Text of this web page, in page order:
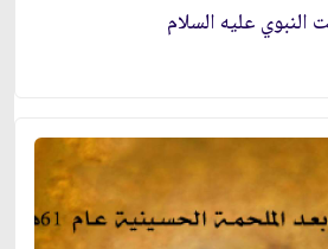
النبوي عليه السلام